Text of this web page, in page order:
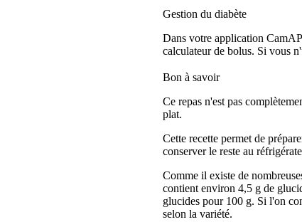
Gestion du diabète
Dans votre application
calculateur de bolus. Si vous
Bon à savoir
Ce repas n'est pas
plat.
Cette recette permet de
conserver le reste au
Comme il existe de
contient environ 4,5 g de
glucides pour 100 g. Si l'on
selon la variété.